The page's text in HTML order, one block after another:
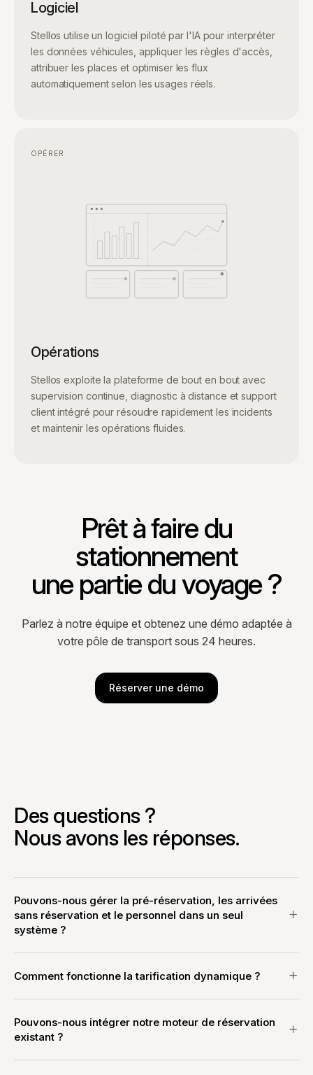
Logiciel
Stellos utilise un logiciel piloté par l'IA pour interpréter
les données véhicules, appliquer les règles d'accès,
attribuer les places et optimiser les flux
automatiquement selon les usages réels.
OPÉRER
Opérations
Stellos exploite la plateforme de bout en bout avec
supervision continue, diagnostic à distance et support
client intégré pour résoudre rapidement les incidents
et maintenir les opérations fluides.
Prêt à faire du
stationnement
une partie du voyage ?
Parlez à notre équipe et obtenez une démo adaptée à
votre pôle de transport sous 24 heures.
Réserver une démo
Des questions ?
Nous avons les réponses.
Pouvons-nous gérer la pré-réservation, les arrivées
sans réservation et le personnel dans un seul
système ?
Comment fonctionne la tarification dynamique ?
Pouvons-nous intégrer notre moteur de réservation
existant ?